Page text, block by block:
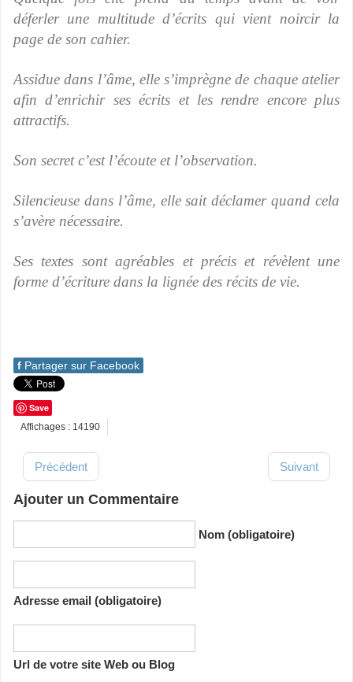
déferler une multitude d’écrits qui vient noircir la
page de son cahier.
Assidue dans l’âme, elle s’imprègne de chaque atelier
afin d’enrichir ses écrits et les rendre encore plus
attractifs.
Son secret c’est l’écoute et l’observation.
Silencieuse dans l’âme, elle sait déclamer quand cela
s’avère nécessaire.
Ses textes sont agréables et précis et révèlent une
forme d’écriture dans la lignée des récits de vie.
f Partager sur Facebook
Save
Affichages : 14190
Précédent Suivant
Ajouter un Commentaire
Nom (obligatoire)
Adresse email (obligatoire)
Url de votre site Web ou Blog